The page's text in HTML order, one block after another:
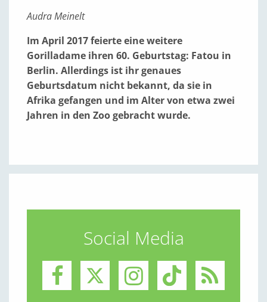
Audra Meinelt
Im April 2017 feierte eine weitere
Gorilladame ihren 60. Geburtstag: Fatou in
Berlin. Allerdings ist ihr genaues
Geburtsdatum nicht bekannt, da sie in
Afrika gefangen und im Alter von etwa zwei
Jahren in den Zoo gebracht wurde.
Social Media